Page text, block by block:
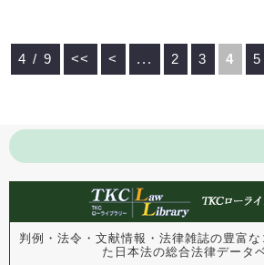
4 / 9 << < ... 2 3 4 5
判例・法令・文献情報・法律雑誌の豊富
た 日本法の総合法律データ